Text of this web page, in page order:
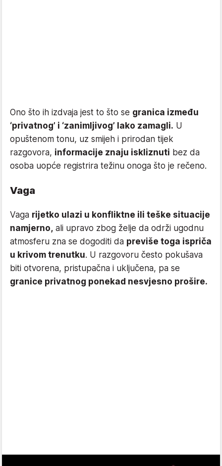
Ono što ih izdvaja jest to što se granica između
‘privatnog’ i ‘zanimljivog’ lako zamagli. U
opuštenom tonu, uz smijeh i prirodan tijek
razgovora, informacije znaju iskliznuti bez da
osoba uopće registrira težinu onoga što je rečeno.
Vaga
Vaga rijetko ulazi u konfliktne ili teške situacije
namjerno, ali upravo zbog želje da održi ugodnu
atmosferu zna se dogoditi da previše toga ispriča
u krivom trenutku. U razgovoru često pokušava
biti otvorena, pristupačna i uključena, pa se
granice privatnog ponekad nesvjesno prošire.